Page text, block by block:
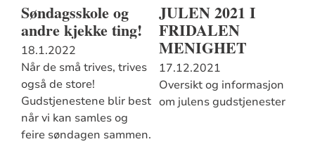
Søndagsskole og
andre kjekke ting!
18.1.2022
Når de små trives, trives
også de store!
Gudstjenestene blir best
når vi kan samles og
feire søndagen sammen.
JULEN 2021 I
FRIDALEN
MENIGHET
17.12.2021
Oversikt og informasjon
om julens gudstjenester